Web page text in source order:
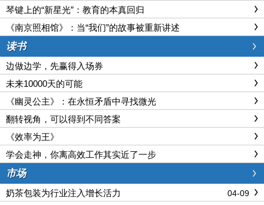
琴键上的“新星光”：教育的本真回归
《南京照相馆》：当“我们”的故事被重新讲述
读书
边做边学，先赢得入场券
未来10000天的可能
《幽灵公主》：在永恒矛盾中寻找微光
翻转视角，可以得到不同答案
《效率为王》
学会走神，你离高效工作其实近了一步
市场
04-09
奶茶包装为行业注入增长活力